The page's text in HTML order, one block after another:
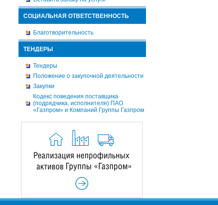
СОЦИАЛЬНАЯ ОТВЕТСТВЕННОСТЬ
Благотворительность
ТЕНДЕРЫ
Тендеры
Положение о закупочной деятельности
Закупки
Кодекс поведения поставщика
(подрядчика, исполнителя) ПАО
«Газпром» и Компаний Группы Газпром